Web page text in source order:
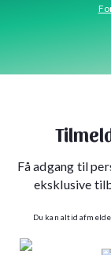
Få adgang til
eksklusive
Du kan altid